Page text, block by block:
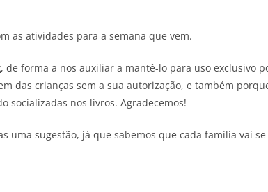
as atividades para a semana que vem.
, de forma a nos auxiliar a mantê-lo para uso exclusivo
das crianças sem a sua autorização, e também
socializadas nos livros. Agradecemos!
uma sugestão, já que sabemos que cada família vai